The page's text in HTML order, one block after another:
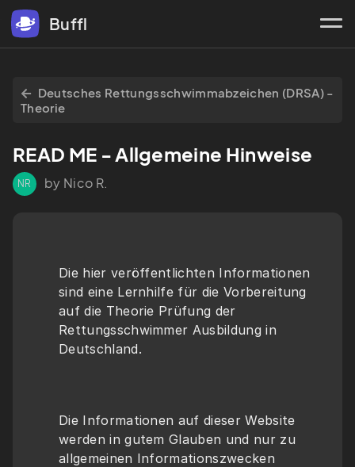
Buffl
Deutsches Rettungsschwimmabzeichen (DRSA) -
Theorie
READ ME - Allgemeine Hinweise
NR by Nico R.
Die hier veröffentlichten Informationen
sind eine Lernhilfe für die Vorbereitung
auf die Theorie Prüfung der
Rettungsschwimmer Ausbildung in
Deutschland.
Die Informationen auf dieser Website
werden in gutem Glauben und nur zu
allgemeinen Informationszwecken